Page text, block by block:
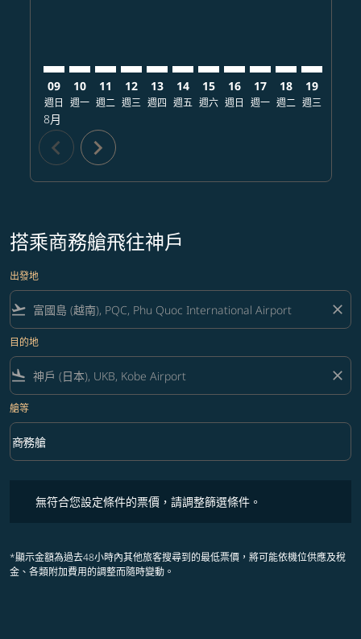
09
週日
8月
10
週一
11
週二
12
週三
13
週四
14
週五
15
週六
16
週日
17
週一
18
週二
19
週三
chevron_left chevron_right
搭乘商務艙飛往神戶
出發地
flight_takeoff close
目的地
flight_land close
艙等
艙等 option 商務艙 Selected
商務艙
keyboard_arrow_down
無符合您設定條件的票價，請調整篩選條件。
*顯示金額為過去48小時內其他旅客搜尋到的最低票價，將可能依機位供應及稅
金、各類附加費用的調整而隨時變動。